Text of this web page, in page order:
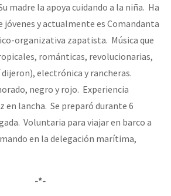
madre la apoya cuidando a la niña. Ha
jóvenes y actualmente es Comandanta
organizativa zapatista. Música que
románticas, revolucionarias,
dijeron), electrónica y rancheras.
negro y rojo. Experiencia
en lancha. Se preparó durante 6
Voluntaria para viajar en barco a
en la delegación marítima,
-*-